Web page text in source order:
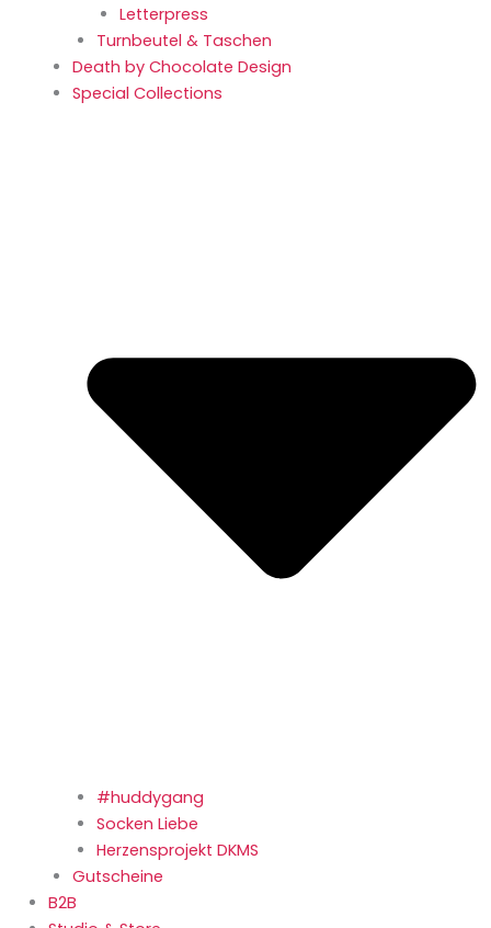
Letterpress
Turnbeutel & Taschen
Death by Chocolate Design
Special Collections
#huddygang
Socken Liebe
Herzensprojekt DKMS
Gutscheine
B2B